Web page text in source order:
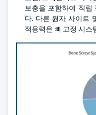
보충을 포함하여 직립
다. 다른 원자 사이트
적응력은 뼈 고정 시스